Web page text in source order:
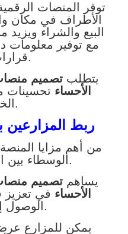
توفر المنصات
الأطراف في مكان
البيع والشراء
مع توفير معلومات
قرارات أفضل.
يتطلبتصميم
الأحساء تحسينات
الخدمات.
ربط المزارعين
من أهم مزايا
الوسطاء بين المنتج والمستهلك.
يساهم تصميم
الأحساء في تعزيز
الوصول إلى الأسواق.
يمكن للمزارع